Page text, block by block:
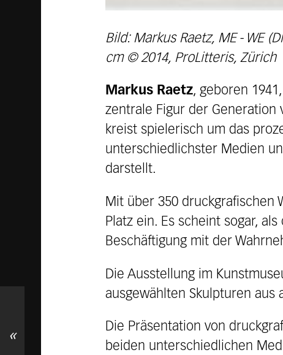
Bild: Markus Raetz, ME - WE
cm © 2014, ProLitteris, Zürich
Markus Raetz, geboren
zentrale Figur der Generation
kreist spielerisch um das
unterschiedlichster Medien
darstellt.
Mit über 350 druckgrafischen
Platz ein. Es scheint sogar,
Beschäftigung mit der
Die Ausstellung im
ausgewählten Skulpturen aus
Die Präsentation von
beiden unterschiedlichen
«